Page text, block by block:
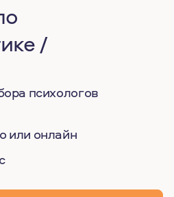
/
психологов
или онлайн